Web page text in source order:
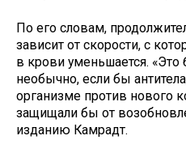
По его словам,
зависит от скорости, с
в крови уменьшается.
необычно, если бы
организме против нового
защищали бы от
изданию Камрадт.